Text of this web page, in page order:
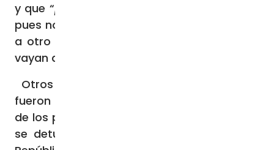
y que “posible
pues no podríamos imaginar que de un día
a otro los dos líderes que están en guerra
vayan a comer juntos y se den la mano.
Otros temas importantes de la semana
fueron que se dio a conocer la lista oficial
de los participantes en el sínodo. La prensa
se detuvo en los dos participantes de la